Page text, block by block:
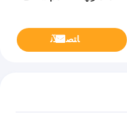
ﺎﺘﺼﻟ ﺍﻶﻧ